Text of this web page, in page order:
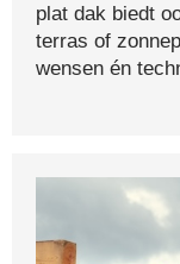
plat dak biedt
terras of
wensen én